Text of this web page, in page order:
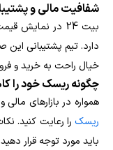
شفافیت مالی و پشتیبانی 24
بیت 24 در
خیال راحت به خرید و
چگونه ریسک خود را
همواره در بازارهای
ریسک را رعایت کنید.
باید مورد توجه قرار